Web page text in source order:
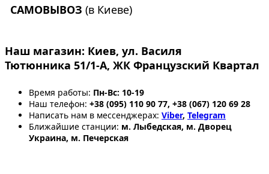
САМОВЫВОЗ (в Киеве)
Наш магазин: Киев, ул. Василя
Тютюнника 51/1-А, ЖК Французский Квартал
Время работы: Пн-Вс: 10-19
Наш телефон: +38 (095) 110 90 77, +38 (067) 120 69 28
Написать нам в мессенджерах: Viber, Telegram
Ближайшие станции: м. Лыбедская, м. Дворец
Украина, м. Печерская